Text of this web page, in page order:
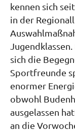
kennen sich
in der
sich die
Sportfreunde
enormer
obwohl
ausgelassen
an die